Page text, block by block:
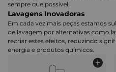
sempre que possível.
Lavagens Inovadoras
Em cada vez mais peças estamos
de lavagem por alternativas como
recriar estes efeitos, reduzindo
energia e produtos químicos.